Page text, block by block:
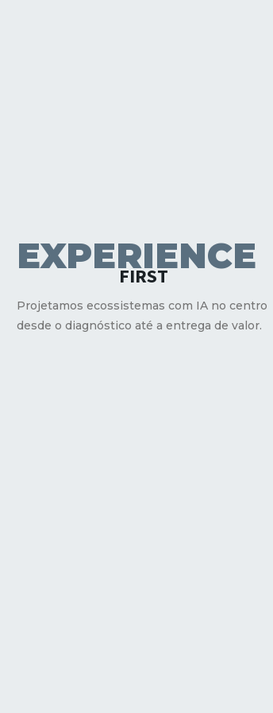
EXPERIENCE
FIRST
Projetamos ecossistemas com IA no centro
desde o diagnóstico até a entrega de valor.